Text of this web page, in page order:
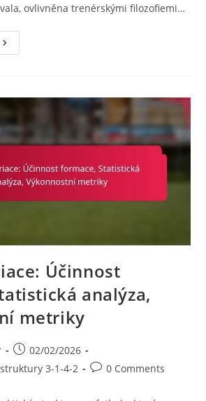
ovlivněna trenérskými filozofiemi…
3-
Evoluce
Účinnost
analýza,
metriky
Post
published:
02/02/2026
3-1-4-2
Post0 Comments